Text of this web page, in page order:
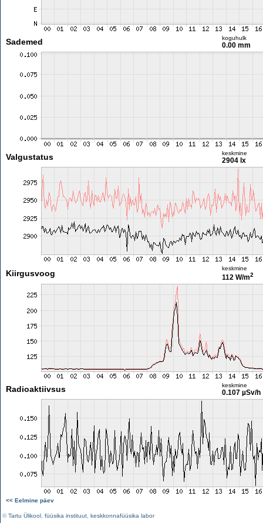
Sademed koguhulk
0.00 mm
Valgustatus keskmine
2904 lx
Kiirgusvoog
keskmine
112 W/m2
Radioaktiivsus keskmine
0.107 µSv/h
<< Eelmine päev
©Tartu Ülikool füüsika instituut keskkonnafüüsika labor